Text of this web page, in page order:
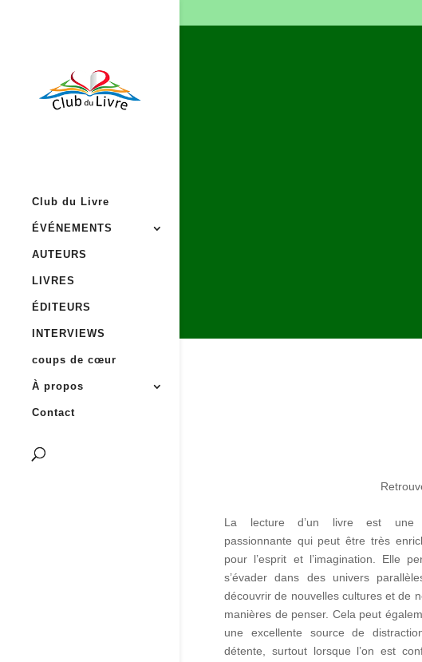
Club du Livre
ÉVÉNEMENTS
AUTEURS
LIVRES
ÉDITEURS
INTERVIEWS
coups de cœur
À propos
Contact
La lecture d’un livre est une
passionnante qui peut être très
pour l’esprit et l’imagination. Elle
s’évader dans des univers
découvrir de nouvelles cultures et de
manières de penser. Cela peut
une excellente source de
détente, surtout lorsque l’on est